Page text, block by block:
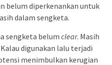
belum diperkenankan untuk
dalam sengketa.
sengketa belum clear. Masih
digunakan lalu terjadi
menimbulkan kerugian